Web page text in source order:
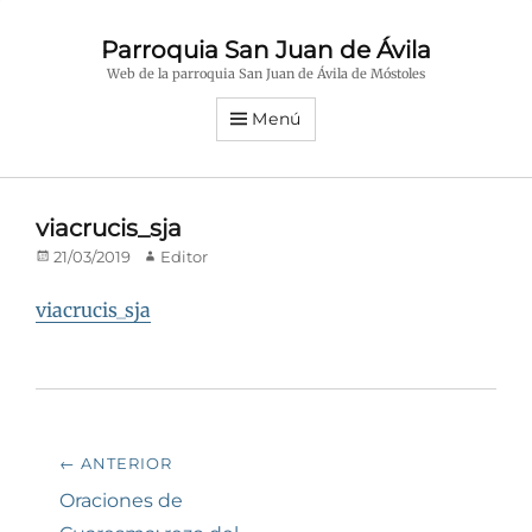
Parroquia San Juan de Ávila
Web de la parroquia San Juan de Ávila de Móstoles
Menú
viacrucis_sja
Publicado
21/03/2019 Autor
Editor
viacrucis_sja
Navegación
de
← ANTERIOR
Entrada
Oraciones de